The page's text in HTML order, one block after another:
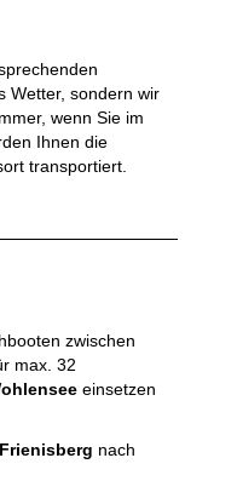
Wetter, sondern wir
wenn Sie im
Ihnen die
transportiert.
zwischen
max. 32
einsetzen
Frienisberg nach